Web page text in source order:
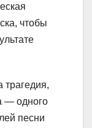
чтобы
трагедия,
— одного
песни